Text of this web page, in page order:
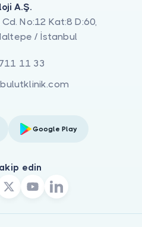
A.Ş.
No:12 Kat:8 D:60,
/ İstanbul
11 33
Google Play
edin